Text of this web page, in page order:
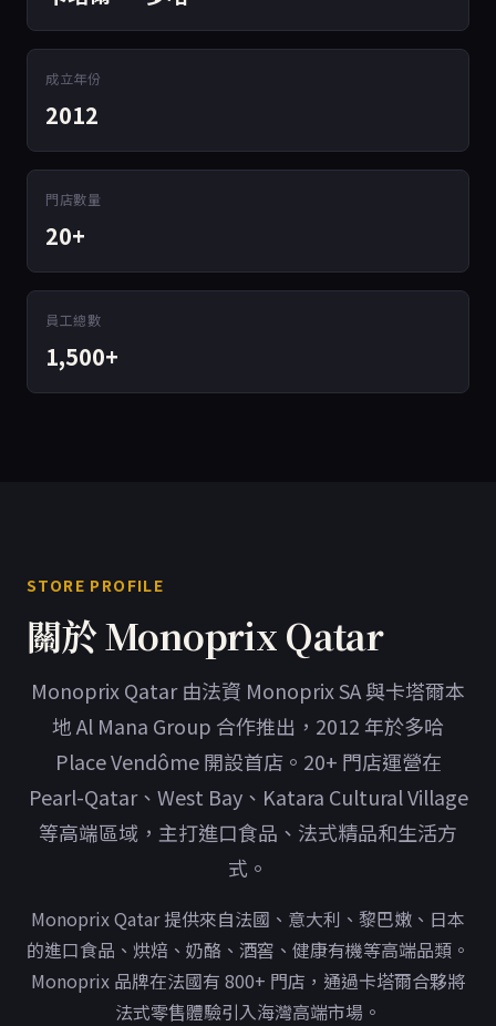
成立年份
2012
門店數量
20+
員工總數
1,500+
STORE PROFILE
關於 Monoprix Qatar
Monoprix Qatar 由法資 Monoprix SA 與卡塔爾本
地 Al Mana Group 合作推出，2012 年於多哈
Place Vendôme 開設首店。20+ 門店運營在
Pearl-Qatar、West Bay、Katara Cultural Village
等高端區域，主打進口食品、法式精品和生活方
式。
Monoprix Qatar 提供來自法國、意大利、黎巴嫩、日本
的進口食品、烘焙、奶酪、酒窖、健康有機等高端品類。
Monoprix 品牌在法國有 800+ 門店，通過卡塔爾合夥將
法式零售體驗引入海灣高端市場。